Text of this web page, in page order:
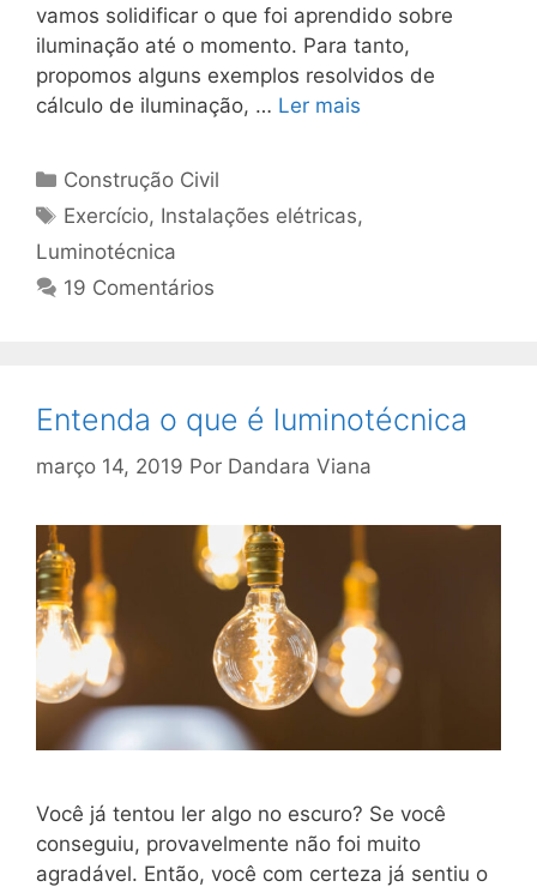
vamos solidificar o que foi aprendido sobre
iluminação até o momento. Para tanto,
propomos alguns exemplos resolvidos de
cálculo de iluminação, … Ler mais
Construção Civil
Exercício, Instalações elétricas,
Luminotécnica
19 Comentários
Entenda o que é luminotécnica
março 14, 2019 Por Dandara Viana
Você já tentou ler algo no escuro? Se você
conseguiu, provavelmente não foi muito
agradável. Então, você com certeza já sentiu o